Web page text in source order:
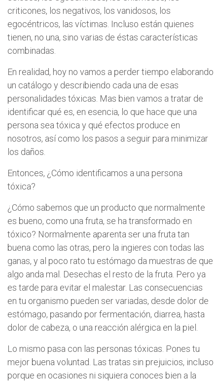
criticones, los negativos, los vanidosos, los
egocéntricos, las víctimas. Incluso están quienes
tienen, no una, sino varias de éstas características
combinadas.
En realidad, hoy no vamos a perder tiempo elaborando
un catálogo y describiendo cada una de esas
personalidades tóxicas. Mas bien vamos a tratar de
identificar qué es, en esencia, lo que hace que una
persona sea tóxica y qué efectos produce en
nosotros, así como los pasos a seguir para minimizar
los daños.
Entonces, ¿Cómo identificamos a una persona
tóxica?
¿Cómo sabemos que un producto que normalmente
es bueno, como una fruta, se ha transformado en
tóxico? Normalmente aparenta ser una fruta tan
buena como las otras, pero la ingieres con todas las
ganas, y al poco rato tu estómago da muestras de que
algo anda mal. Desechas el resto de la fruta. Pero ya
es tarde para evitar el malestar. Las consecuencias
en tu organismo pueden ser variadas, desde dolor de
estómago, pasando por fermentación, diarrea, hasta
dolor de cabeza, o una reacción alérgica en la piel.
Lo mismo pasa con las personas tóxicas. Pones tu
mejor buena voluntad. Las tratas sin prejuicios, incluso
porque en ocasiones ni siquiera conoces bien a la